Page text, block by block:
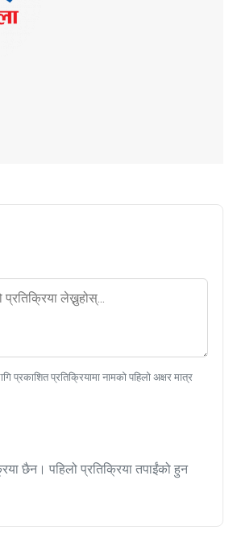
प्रकाशित प्रतिक्रियामा नामको पहिलो अक्षर मात्र
छैन। पहिलो प्रतिक्रिया तपाईंको हुन